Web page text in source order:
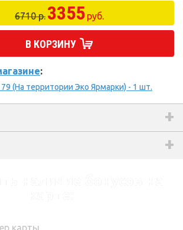
6710 р. 3355 руб.
В КОРЗИНУ
:
(На территории Эко Ярмарки) - 1 шт.